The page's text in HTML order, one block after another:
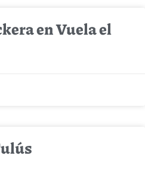
en Vuela el